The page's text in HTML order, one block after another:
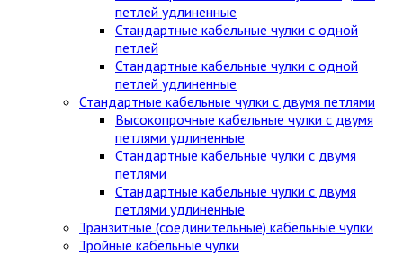
петлей удлиненные
Стандартные кабельные чулки с одной
петлей
Стандартные кабельные чулки с одной
петлей удлиненные
Стандартные кабельные чулки с двумя петлями
Высокопрочные кабельные чулки с двумя
петлями удлиненные
Стандартные кабельные чулки с двумя
петлями
Стандартные кабельные чулки с двумя
петлями удлиненные
Транзитные (соединительные) кабельные чулки
Тройные кабельные чулки